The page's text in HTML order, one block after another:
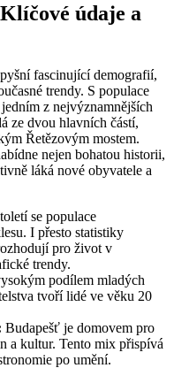
údaje a
fascinující demografií,
trendy. S populace
z nejvýznamnějších
ze dvou hlavních částí,
Řetězovým mostem.
nejen bohatou historii,
láká nové obyvatele a
se populace
I přesto statistiky
pro život v
trendy.
podílem mladých
tvoří lidé ve věku 20
Budapešť je domovem pro
a kultur. Tento mix přispívá
po umění.